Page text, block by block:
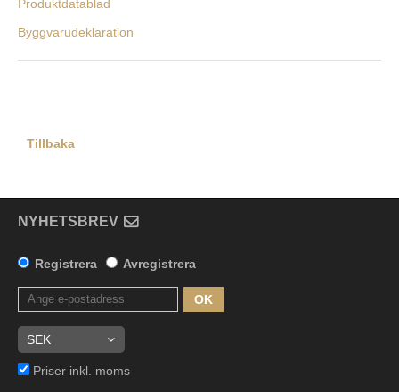
Produktdatablad
Byggvarudeklaration
Tillbaka
NYHETSBREV
Registrera Avregistrera
OK
Priser inkl. moms